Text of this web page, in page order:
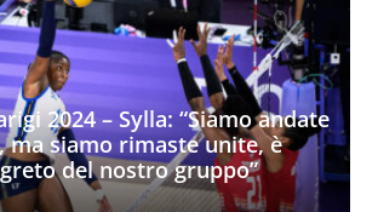
2024 – Sylla: “Siamo andate
siamo rimaste unite, è
del nostro gruppo”